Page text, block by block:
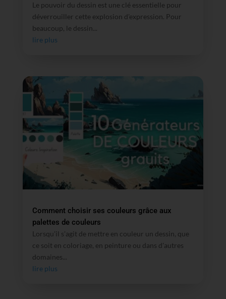
Le pouvoir du dessin est une clé essentielle pour
déverrouiller cette explosion d'expression. Pour
beaucoup, le dessin...
lire plus
Comment choisir ses couleurs grâce aux
palettes de couleurs
Lorsqu'il s'agit de mettre en couleur un dessin, que
ce soit en coloriage, en peinture ou dans d'autres
domaines...
lire plus